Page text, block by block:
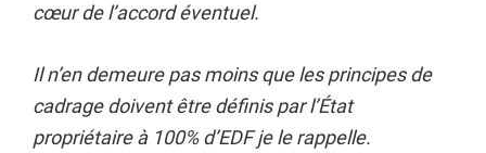
cœur de l’accord éventuel.
Il n’en demeure pas moins que les principes de
cadrage doivent être définis par l’État
propriétaire à 100% d’EDF je le rappelle.